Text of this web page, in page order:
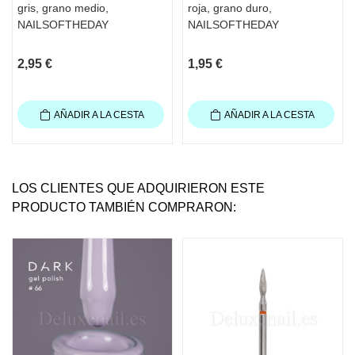
gris, grano medio,
NAILSOFTHEDAY
2,95 €
AÑADIR A LA CESTA
roja, grano duro,
NAILSOFTHEDAY
1,95 €
AÑADIR A LA CESTA
LOS CLIENTES QUE ADQUIRIERON ESTE
PRODUCTO TAMBIÉN COMPRARON: